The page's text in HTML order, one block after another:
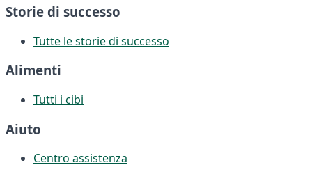
Storie di successo
Tutte le storie di successo
Alimenti
Tutti i cibi
Aiuto
Centro assistenza